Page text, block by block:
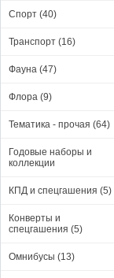
Спорт (40)
Транспорт (16)
Фауна (47)
Флора (9)
Тематика - прочая (64)
Годовые наборы и
коллекции
КПД и спецгашения (5)
Конверты и
спецгашения (5)
Омнибусы (13)